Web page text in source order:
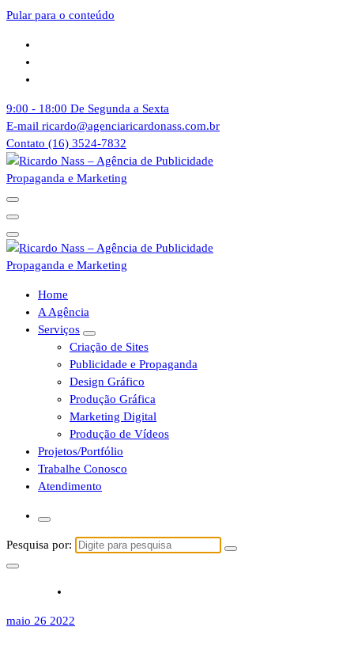
Pular para o conteúdo
9:00 - 18:00 De Segunda a Sexta
E-mail ricardo@agenciaricardonass.com.br
Contato (16) 3524-7832
cidade de Sertãozinho, Ribeirão Preto e todo o Brasil
Agência de Publicidade Ricardo Nass. Empresa especializadas em
comunicação offline e online, Nossa agência atende empresas da
cidade de Sertãozinho, Ribeirão Preto e todo o Brasil
Home
A Agência
Serviços
Criação de Sites
Publicidade e Propaganda
Design Gráfico
Produção Gráfica
Marketing Digital
Produção de Vídeos
Projetos/Portfólio
Trabalhe Conosco
Atendimento
Pesquisa por:
maio 26 2022